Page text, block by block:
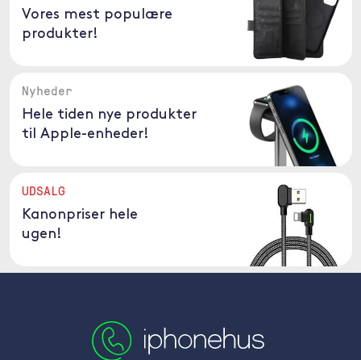
Vores mest populære
produkter!
Nyheder
Hele tiden nye produkter
til Apple-enheder!
UDSALG
Kanonpriser hele
ugen!